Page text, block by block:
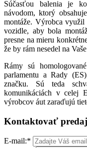
Súčasťou balenia je
návodom, ktorý
montáže. Výrobca využil
vozidle, aby bola
presne na mieru
že by rám nesedel na
Rámy sú
parlamentu a Rady
značku. Sú teda
komunikáciách v celej
výrobcov áut zaraďujú
Kontaktovať
E-mail:*